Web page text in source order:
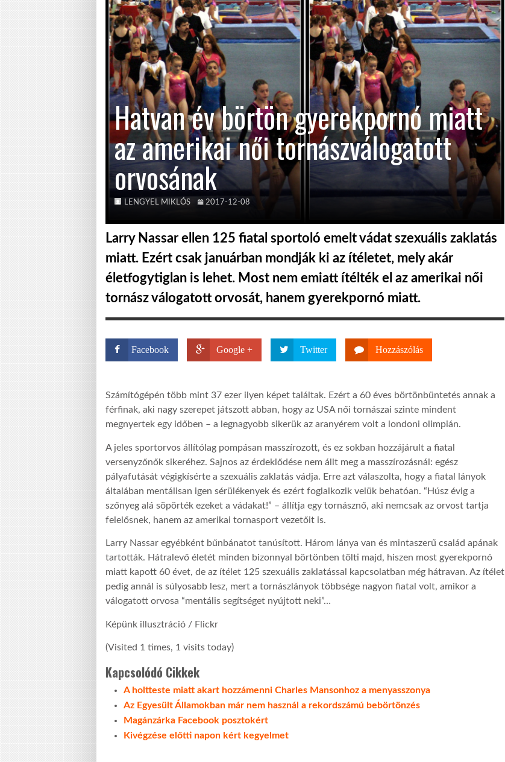
Hatvan év börtön gyerekpornó miatt
az amerikai női tornászválogatott
orvosának
LENGYEL MIKLÓS 2017-12-08
Larry Nassar ellen 125 fiatal sportoló emelt vádat szexuális zaklatás
miatt. Ezért csak januárban mondják ki az ítéletet, mely akár
életfogytiglan is lehet. Most nem emiatt ítélték el az amerikai női
tornász válogatott orvosát, hanem gyerekpornó miatt.
Facebook Google + Twitter Hozzászólás
Számítógépén több mint 37 ezer ilyen képet találtak. Ezért a 60 éves börtönbüntetés annak a
férfinak, aki nagy szerepet játszott abban, hogy az USA női tornászai szinte mindent
megnyertek egy időben – a legnagyobb sikerük az aranyérem volt a londoni olimpián.
A jeles sportorvos állítólag pompásan masszírozott, és ez sokban hozzájárult a fiatal
versenyzőnők sikeréhez. Sajnos az érdeklődése nem állt meg a masszírozásnál: egész
pályafutását végigkísérte a szexuális zaklatás vádja. Erre azt válaszolta, hogy a fiatal lányok
általában mentálisan igen sérülékenyek és ezért foglalkozik velük behatóan. “Húsz évig a
szőnyeg alá söpörték ezeket a vádakat!” – állítja egy tornásznő, aki nemcsak az orvost tartja
felelősnek, hanem az amerikai tornasport vezetőit is.
Larry Nassar egyébként bűnbánatot tanúsított. Három lánya van és mintaszerű család apának
tartották. Hátralevő életét minden bizonnyal börtönben tölti majd, hiszen most gyerekpornó
miatt kapott 60 évet, de az ítélet 125 szexuális zaklatással kapcsolatban még hátravan. Az ítélet
pedig annál is súlyosabb lesz, mert a tornászlányok többsége nagyon fiatal volt, amikor a
válogatott orvosa “mentális segítséget nyújtott neki”…
Képünk illusztráció / Flickr
(Visited 1 times, 1 visits today)
Kapcsolódó Cikkek
A holtteste miatt akart hozzámenni Charles Mansonhoz a menyasszonya
Az Egyesült Államokban már nem használ a rekordszámú bebörtönzés
Magánzárka Facebook posztokért
Kivégzése előtti napon kért kegyelmet